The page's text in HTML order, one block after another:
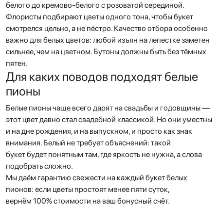
белого до кремово-белого с розоватой серединой.
Флористы подбирают цветы одного тона, чтобы букет
смотрелся цельно, а не пёстро. Качество отбора особенно
важно для белых цветов: любой изъян на лепестке заметен
сильнее, чем на цветном. Бутоны должны быть без тёмных
пятен.
Для каких поводов подходят белые
пионы
Белые пионы чаще всего дарят на свадьбы и годовщины —
этот цвет давно стал свадебной классикой. Но они уместны
и на дне рождения, и на выпускном, и просто как знак
внимания. Белый не требует объяснений: такой
букет будет понятным там, где яркость не нужна, а слова
подобрать сложно.
Мы даём гарантию свежести на каждый букет белых
пионов: если цветы простоят менее пяти суток,
вернём 100% стоимости на ваш бонусный счёт.